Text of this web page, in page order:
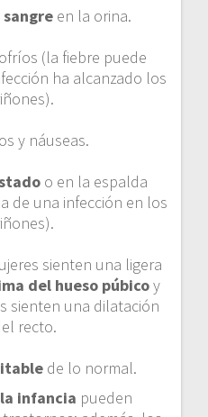
sangreen la orina.
(la fiebre puede
ha alcanzado los
y náuseas.
o en la espalda
de una infección en los
sienten una ligera
del hueso púbicoy
sienten una dilatación
recto.
de lo normal.
infancia pueden